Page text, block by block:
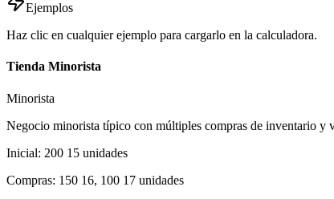
Ejemplos
Haz clic en cualquier ejemplo para cargarlo en la calculadora.
Tienda Minorista
Minorista
Negocio minorista típico con múltiples compras de inventario y
Inicial: 200 15 unidades
Compras: 150 16, 100 17 unidades